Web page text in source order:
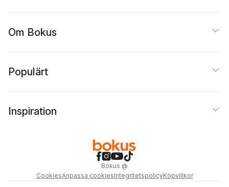
Om Bokus
Populärt
Inspiration
Bokus @
CookiesAnpassa cookiesIntegritetspolicyKöpvillkor